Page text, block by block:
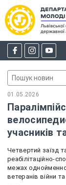
01.05.2026
учасників
Четвертий заїзд
реабілітаційно-
межах
ветеранів війни та